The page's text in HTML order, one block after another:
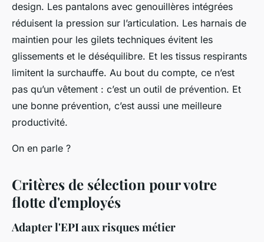
design. Les pantalons avec genouillères intégrées
réduisent la pression sur l’articulation. Les harnais de
maintien pour les gilets techniques évitent les
glissements et le déséquilibre. Et les tissus respirants
limitent la surchauffe. Au bout du compte, ce n’est
pas qu’un vêtement : c’est un outil de prévention. Et
une bonne prévention, c’est aussi une meilleure
productivité.
On en parle ?
Critères de sélection pour votre
flotte d'employés
Adapter l'EPI aux risques métier